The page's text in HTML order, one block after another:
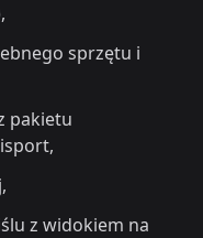
sprzętu i
pakietu
z widokiem na